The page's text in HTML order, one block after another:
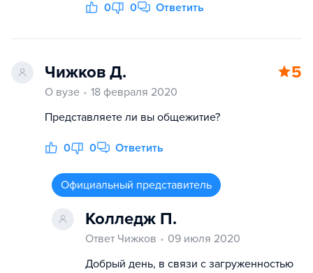
0 0 Ответить
Чижков Д. 5
О вузе
18 февраля 2020
Представляете ли вы общежитие?
0 0 Ответить
Официальный представитель
Колледж П.
Ответ Чижков
09 июля 2020
Добрый день, в связи с загруженностью